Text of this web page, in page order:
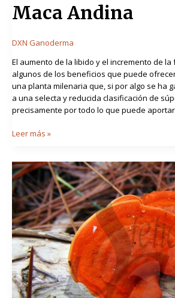
Maca Andina
DXN Ganoderma
El aumento de la libido y el incremento de
algunos de los beneficios que puede
una planta milenaria que, si por algo se ha
a una selecta y reducida clasificación de
precisamente por todo lo que puede
Maca
Andina
Leer más »
Bajar
de
peso